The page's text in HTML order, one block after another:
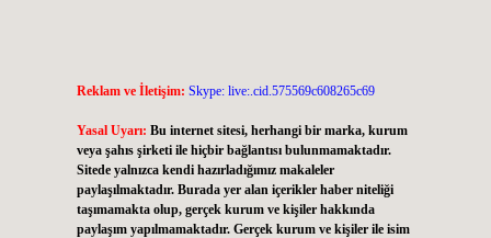
Reklam ve İletişim: Skype: live:.cid.575569c608265c69
Yasal Uyarı: Bu internet sitesi, herhangi bir marka, kurum
veya şahıs şirketi ile hiçbir bağlantısı bulunmamaktadır.
Sitede yalnızca kendi hazırladığımız makaleler
paylaşılmaktadır. Burada yer alan içerikler haber niteliği
taşımamakta olup, gerçek kurum ve kişiler hakkında
paylaşım yapılmamaktadır. Gerçek kurum ve kişiler ile isim